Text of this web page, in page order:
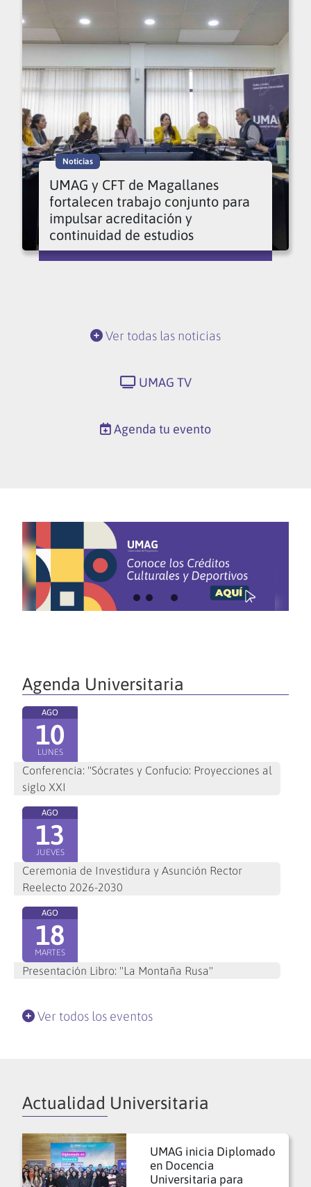
Noticias
UMAG y CFT de Magallanes
fortalecen trabajo conjunto para
impulsar acreditación y
continuidad de estudios
Ver todas las noticias
UMAG TV
Agenda tu evento
Agenda Universitaria
AGO
10
LUNES
Conferencia: "Sócrates y Confucio: Proyecciones al
siglo XXI
AGO
13
JUEVES
Ceremonia de Investidura y Asunción Rector
Reelecto 2026-2030
AGO
18
MARTES
Presentación Libro: "La Montaña Rusa"
Ver todos los eventos
Actualidad Universitaria
UMAG inicia Diplomado
en Docencia
Universitaria para